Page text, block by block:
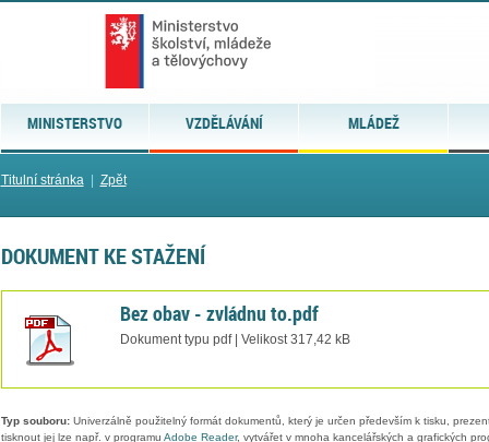
MINISTERSTVO VZDĚLÁVÁNÍ MLÁDEŽ
Titulní stránka| Zpět
DOKUMENT KE STAŽENÍ
Bez obav - zvládnu to.pdf
Dokument typu pdf | Velikost 317,42 kB
Typ souboru:Univerzálně použitelný formát dokumentů, který je určen především k tisku,
tisknout jej lze např. v programu Adobe Reader, vytvářet v mnoha kancelářských a grafických